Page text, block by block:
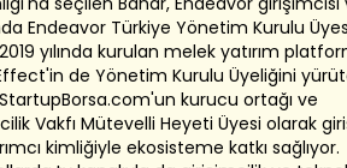
Endeavor Türkiye Yönetim Kurulu
yılında kurulan melek yatırım
de Yönetim Kurulu Üyeliğini
kurucu ortağı ve
Vakfı Mütevelli Heyeti Üyesi olarak
kimliğiyle ekosisteme katkı sağlıyor.